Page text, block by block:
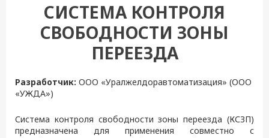
СИСТЕМА КОНТРОЛЯ
СВОБОДНОСТИ ЗОНЫ
ПЕРЕЕЗДА
Разработчик: ООО «Уралжелдоравтоматизация» (ООО
«УЖДА»)
Система контроля свободности зоны переезда (КСЗП)
предназначена для применения совместно с